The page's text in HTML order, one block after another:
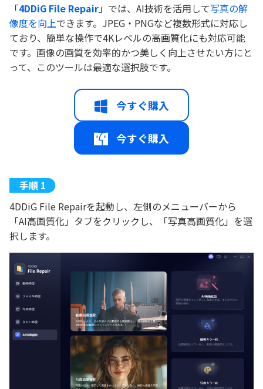
「4DDiG File Repair」では、AI技術を活用して写真の解
像度を向上できます。JPEG・PNGなど複数形式に対応し
ており、簡単な操作で4Kレベルの高画質化にも対応可能
です。画像の画質を効率的かつ美しく向上させたい方にと
って、このツールは最適な選択肢です。
今すぐ購入
今すぐ購入
4DDiG File Repairを起動し、左側のメニューバーから
「AI高画質化」タブをクリックし、「写真高画質化」を選
択します。